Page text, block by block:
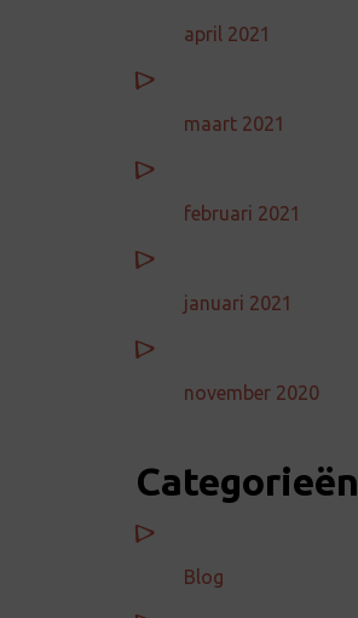
april 2021
maart 2021
februari 2021
januari 2021
november 2020
Categorieën
Blog